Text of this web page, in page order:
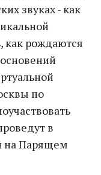
звуках - как
как рождаются
по
в
на Парящем